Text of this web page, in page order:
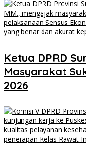
Ketua DPRD
Masyarakat
2026